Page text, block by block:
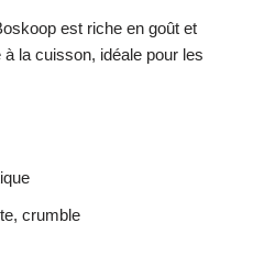
est riche en goût et
la cuisson, idéale pour les
crumble